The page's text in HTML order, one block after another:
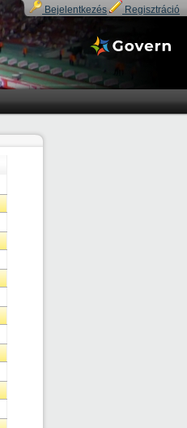
Bejelentkezés Regisztráció